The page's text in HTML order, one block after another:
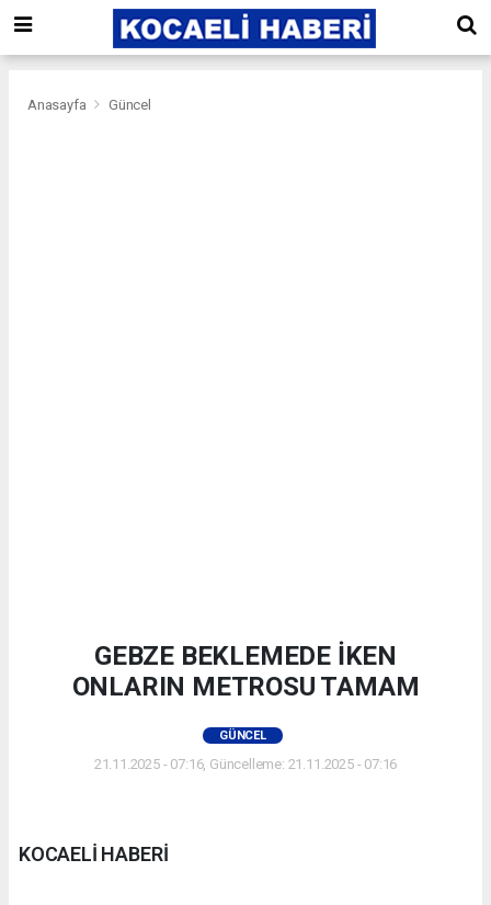
Anasayfa Güncel
GEBZE BEKLEMEDE İKEN
ONLARIN METROSU TAMAM
GÜNCEL
21.11.2025 - 07:16, Güncelleme: 21.11.2025 - 07:16
KOCAELİ HABERİ